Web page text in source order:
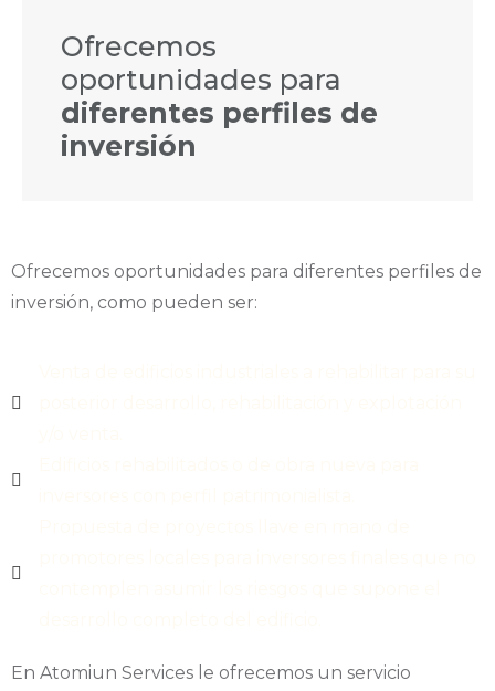
Ofrecemos
oportunidades para
diferentes perfiles de
inversión
Ofrecemos oportunidades para diferentes perfiles de
inversión, como pueden ser:
En Atomiun Services le ofrecemos un servicio